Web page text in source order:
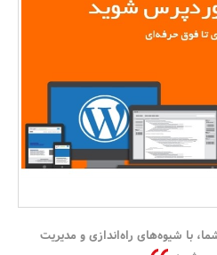
بانک، بیمه و سرمایه
با شیوه‌های راه‌اندازی و مدیریت